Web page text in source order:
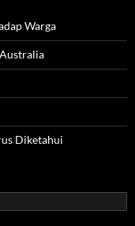
Warga
Diketahui